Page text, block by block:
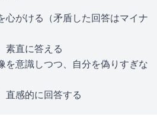
心がける（矛盾した回答はマイナ
素直に答える
を意識しつつ、自分を偽りすぎな
直感的に回答する